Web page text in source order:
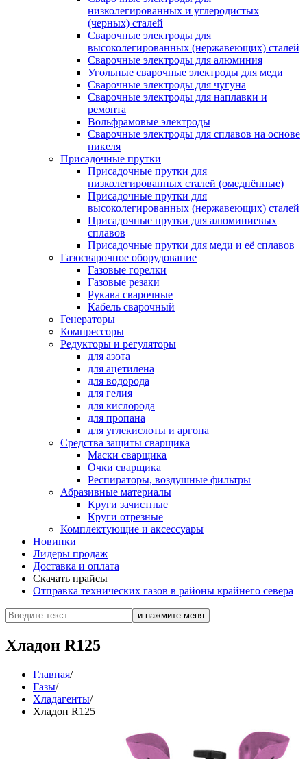
низколегированных и углеродистых
(черных) сталей
Сварочные электроды для
высоколегированных (нержавеющих) сталей
Сварочные электроды для алюминия
Угольные сварочные электроды для меди
Сварочные электроды для чугуна
Сварочные электроды для наплавки и
ремонта
Вольфрамовые электроды
Сварочные электроды для сплавов на основе
никеля
Присадочные прутки
Присадочные прутки для
низколегированных сталей (омеднённые)
Присадочные прутки для
высоколегированных (нержавеющих) сталей
Присадочные прутки для алюминиевых
сплавов
Присадочные прутки для меди и её сплавов
Газосварочное оборудование
Газовые горелки
Газовые резаки
Рукава сварочные
Кабель сварочный
Генераторы
Компрессоры
Редукторы и регуляторы
для азота
для ацетилена
для водорода
для гелия
для кислорода
для пропана
для углекислоты и аргона
Средства защиты сварщика
Маски сварщика
Очки сварщика
Респираторы, воздушные фильтры
Абразивные материалы
Круги зачистные
Круги отрезные
Комплектующие и аксессуары
Новинки
Лидеры продаж
Доставка и оплата
Скачать прайсы
Отправка технических газов в районы крайнего севера
Хладон R125
Главная/
Газы/
Хладагенты/
Хладон R125